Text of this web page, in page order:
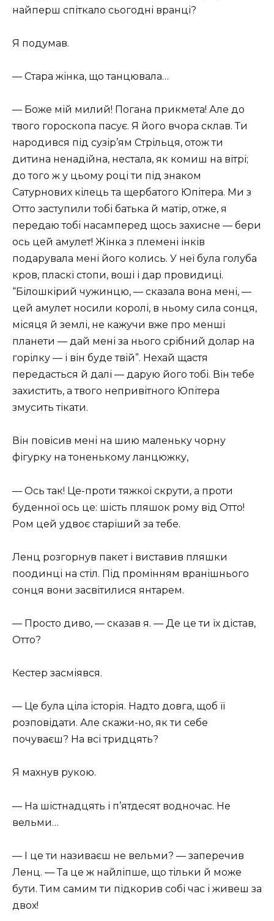
найперш спіткало сьогодні вранці?
Я подумав.
— Стара жінка, що танцювала…
— Боже мій милий! Погана прикмета! Але до
твого гороскопа пасує. Я його вчора склав. Ти
народився під сузір’ям Стрільця, отож ти
дитина ненадійна, нестала, як комиш на вітрі;
до того ж у цьому році ти під знаком
Сатурнових кілець та щербатого Юпітера. Ми з
Отто заступили тобі батька й матір, отже, я
передаю тобі насамперед щось захисне — бери
ось цей амулет! Жінка з племені інків
подарувала мені його колись. У неї була голуба
кров, пласкі стопи, воші і дар провидиці.
“Білошкірий чужинцю, — сказала вона мені, —
цей амулет носили королі, в ньому сила сонця,
місяця й землі, не кажучи вже про менші
планети — дай мені за нього срібний долар на
горілку — і він буде твій”. Нехай щастя
передасться й далі — дарую його тобі. Він тебе
захистить, а твого непривітного Юпітера
змусить тікати.
Він повісив мені на шию маленьку чорну
фігурку на тоненькому ланцюжку,
— Ось так! Це-проти тяжкої скрути, а проти
буденної ось це: шість пляшок рому від Отто!
Ром цей удвоє старіший за тебе.
Ленц розгорнув пакет і виставив пляшки
поодинці на стіл. Під промінням вранішнього
сонця вони засвітилися янтарем.
— Просто диво, — сказав я. — Де це ти їх дістав,
Отто?
Кестер засміявся.
— Це була ціла історія. Надто довга, щоб її
розповідати. Але скажи-но, як ти себе
почуваєш? На всі тридцять?
Я махнув рукою.
— На шістнадцять і п’ятдесят водночас. Не
вельми…
— І це ти називаєш не вельми? — заперечив
Ленц. — Та це ж найліпше, що тільки й може
бути. Тим самим ти підкорив собі час і живеш за
двох!